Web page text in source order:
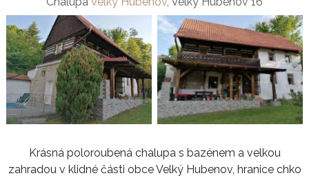
Krásná poloroubená chalupa s bazénem a velkou
zahradou v klidné části obce Velký Hubenov, hranice chko